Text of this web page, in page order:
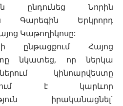
ընդունեց Նորին
Գարեգին Երկրորդ
Կաթողիկոսը:
ընթացքում Հայոց
նկատեց, որ ներկա
կինոարվեստը
է կարևոր
իրականացնել`